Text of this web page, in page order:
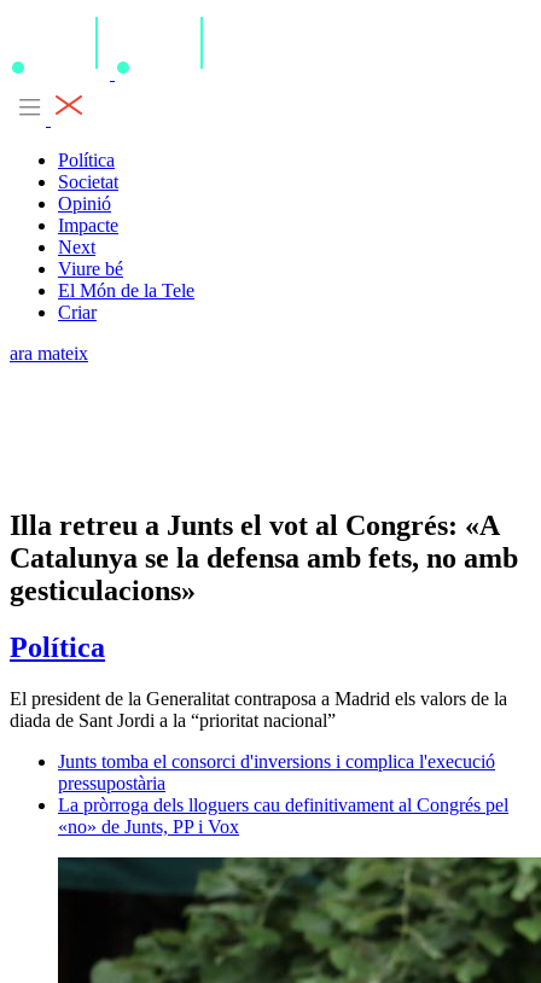
Política
Societat
Opinió
Impacte
Next
Viure bé
El Món de la Tele
Criar
ara mateix
Illa retreu a Junts el vot al Congrés: «A
Catalunya se la defensa amb fets, no amb
gesticulacions»
Política
El president de la Generalitat contraposa a Madrid els valors de la
diada de Sant Jordi a la “prioritat nacional”
Junts tomba el consorci d'inversions i complica l'execució
pressupostària
La pròrroga dels lloguers cau definitivament al Congrés pel
«no» de Junts, PP i Vox